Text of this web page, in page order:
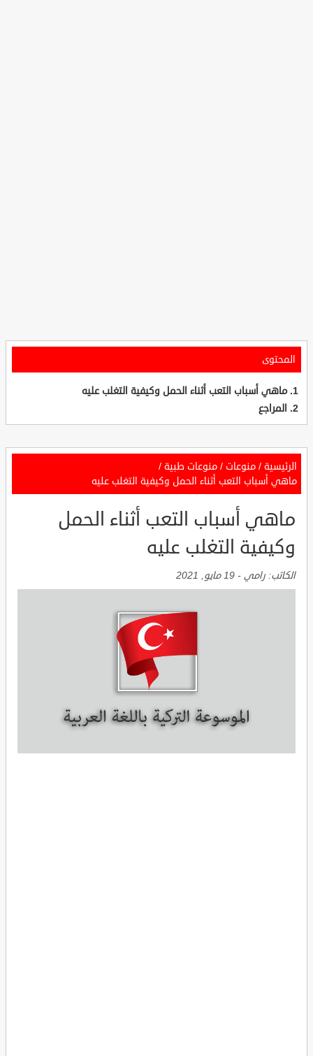
المحتوى
ماهي أسباب التعب أثناء الحمل وكيفية التغلب عليه
المراجع
الرئيسية / منوعات / منوعات طبية /
ماهي أسباب التعب أثناء الحمل وكيفية التغلب عليه
ماهي أسباب التعب أثناء الحمل
وكيفية التغلب عليه
الكاتب: رامي - 19 مايو, 2021